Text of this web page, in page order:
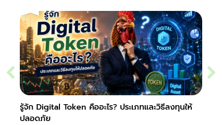
รู้จัก Digital Token คืออะไร? ประเภทและวิธีลงทุนให้
ปลอดภัย